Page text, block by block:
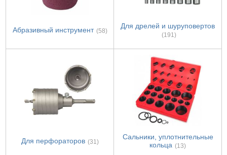
Абразивный инструмент (58)
Для дрелей и шуруповертов
(191)
Для перфораторов (31)
Сальники, уплотнительные
кольца (13)